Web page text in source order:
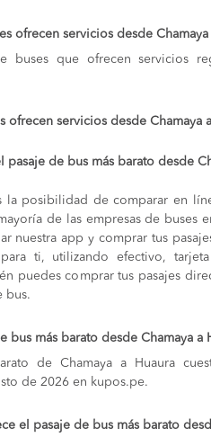
ofrecen servicios desde Chamaya
buses que ofrecen servicios
ofrecen servicios desde Chamaya
de bus más barato desde
la posibilidad de comparar en
de las empresas de buses
nuestra app y comprar tus
ti, utilizando efectivo,
puedes comprar tus pasajes
bus.
bus más barato desde Chamaya a
de Chamaya a Huaura
de 2026 en kupos.pe.
el pasaje de bus más barato